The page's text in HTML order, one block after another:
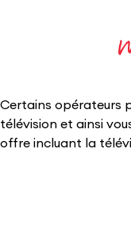
Certains opérateurs
télévision et ainsi
offre incluant la